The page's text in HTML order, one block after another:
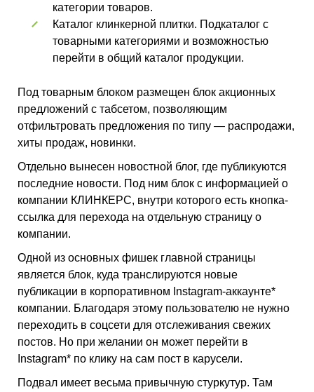
категории товаров.
Каталог клинкерной плитки. Подкаталог с
товарными категориями и возможностью
перейти в общий каталог продукции.
Под товарным блоком размещен блок акционных
предложений с табсетом, позволяющим
отфильтровать предложения по типу — распродажи,
хиты продаж, новинки.
Отдельно вынесен новостной блог, где публикуются
последние новости. Под ним блок с информацией о
компании КЛИНКЕРС, внутри которого есть кнопка-
ссылка для перехода на отдельную страницу о
компании.
Одной из основных фишек главной страницы
является блок, куда транслируются новые
публикации в корпоративном Instagram-аккаунте*
компании. Благодаря этому пользователю не нужно
переходить в соцсети для отслеживания свежих
постов. Но при желании он может перейти в
Instagram* по клику на сам пост в карусели.
Подвал имеет весьма привычную стуркутур. Там